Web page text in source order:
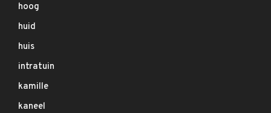
hoog
huid
huis
intratuin
kamille
kaneel